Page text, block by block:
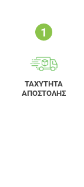
ΤΑΧΥΤΗΤΑ
ΑΠΟΣΤΟΛΗΣ